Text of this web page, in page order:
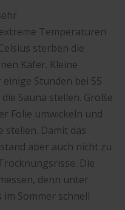
Temperaturen
sterben die
Käfer. Kleine
Stunden bei 55
Sauna stellen. Große
Folie umwickeln und
stellen. Damit das
aber auch nicht zu
Die
denn unter
Sommer schnell